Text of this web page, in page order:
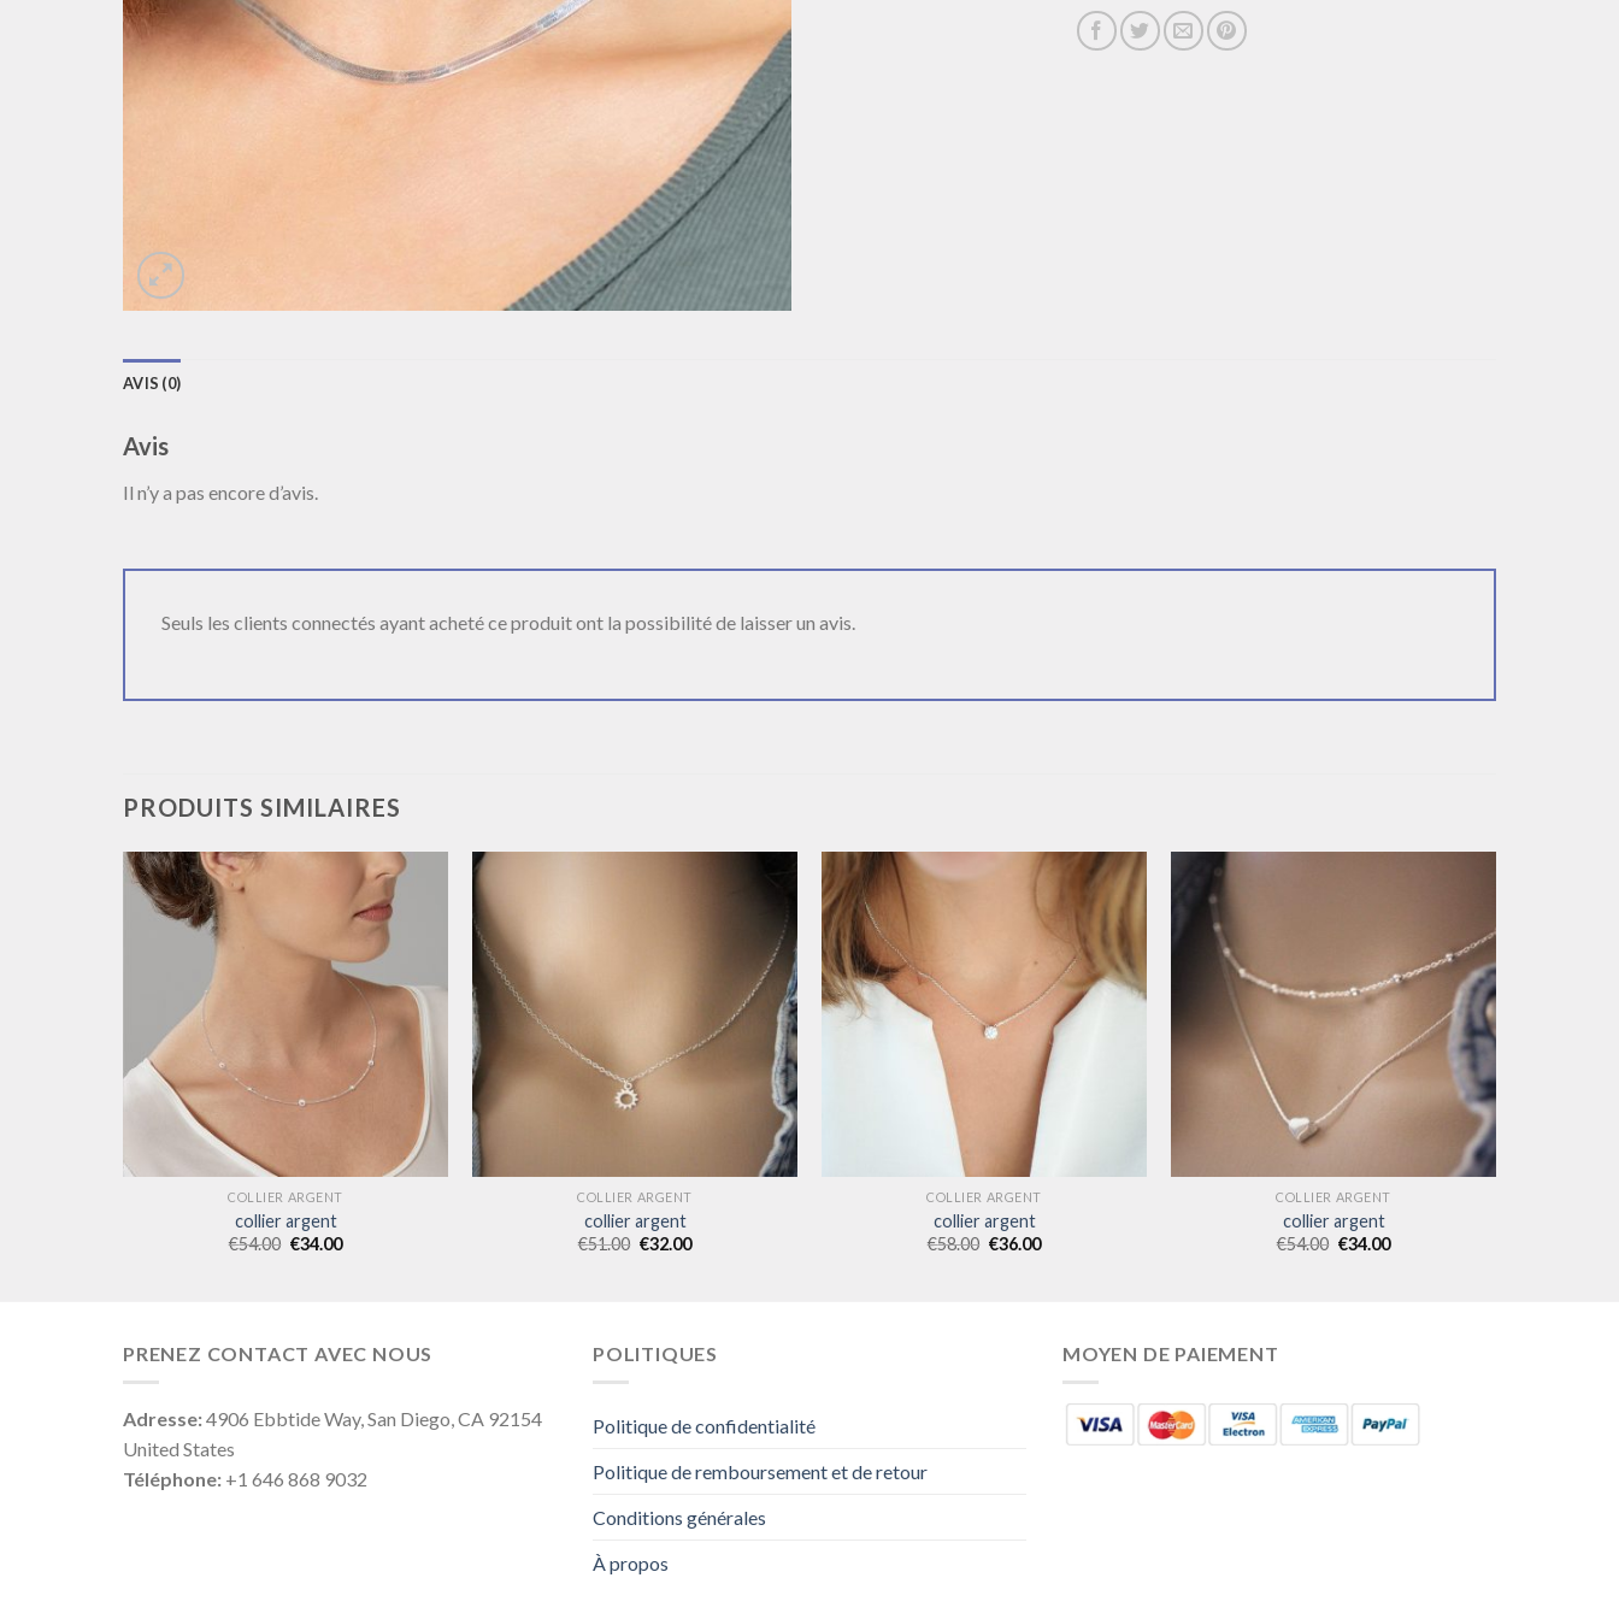
AVIS (0)
Avis
Il n’y a pas encore d’avis.
Seuls les clients connectés ayant acheté ce produit ont la possibilité de laisser un avis.
PRODUITS SIMILAIRES
COLLIER ARGENT
collier argent
€54.00 €34.00
COLLIER ARGENT
collier argent
€51.00 €32.00
COLLIER ARGENT
collier argent
€58.00 €36.00
COLLIER ARGENT
collier argent
€54.00 €34.00
PRENEZ CONTACT AVEC NOUS
Adresse:4906 Ebbtide Way, San Diego, CA 92154
United States
Téléphone: +1 646 868 9032
POLITIQUES
Politique de confidentialité
Politique de remboursement et de retour
Conditions générales
À propos
MOYEN DE PAIEMENT